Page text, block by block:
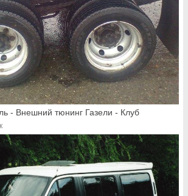
- Внешний тюнинг Газели - Клуб